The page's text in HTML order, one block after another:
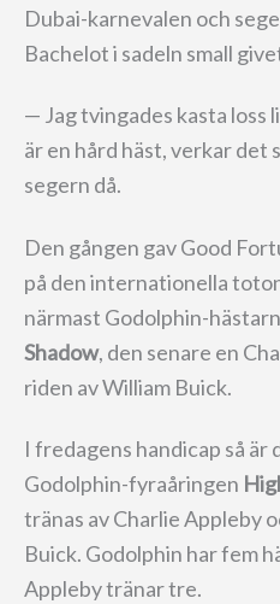
Dubai-karnevalen och
Bachelot i sadeln small
— Jag tvingades kasta
är en hård häst, verkar det
segern då.
Den gången gav Good
på den internationella
närmast Godolphin-
Shadow, den senare en
riden av William Buick.
I fredagens handicap så
Godolphin-fyraåringen
tränas av Charlie Appleby
Buick. Godolphin har fem
Appleby tränar tre.